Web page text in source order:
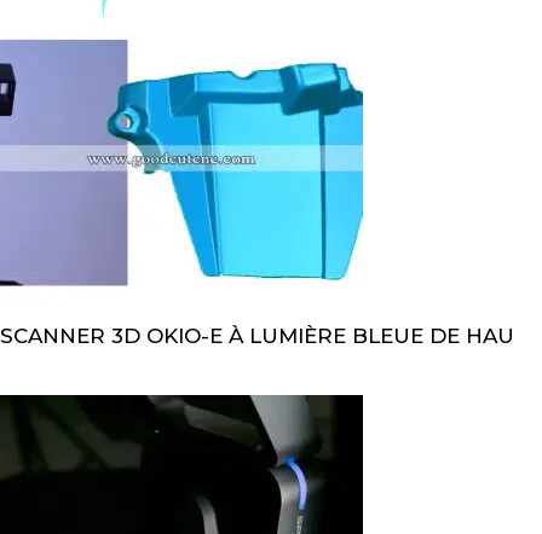
SCANNER 3D OKIO-E À LUMIÈRE BLEUE DE HAU